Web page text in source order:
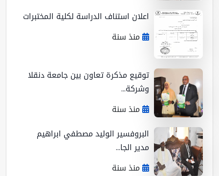
اعلان استناف الدراسة لكلية المختبرات
منذ سنة
توقيع مذكرة تعاون بين جامعة دنقلا
وشركة...
منذ سنة
البروفسير الوليد مصطفي ابراهيم
مدير الجا...
منذ سنة